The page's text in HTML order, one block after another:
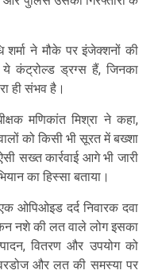
शर्मा ने मौके पर इंजेक्शनों की
कंट्रोल्ड ड्रग्स हैं, जिनका
ही संभव है।
मणिकांत मिश्रा ने कहा,
को किसी भी सूरत में बख्शा
सख्त कार्रवाई आगे भी जारी
का हिस्सा बताया।
एक ओपिओइड दर्द निवारक दवा
नशे की लत वाले लोग इसका
वितरण और उपयोग को
और लत की समस्या पर